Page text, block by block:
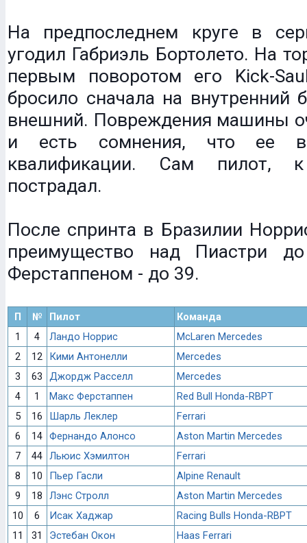
На предпоследнем круге в
угодил Габриэль Бортолето. На
первым поворотом его Kick-
бросило сначала на внутренний
внешний. Повреждения машины
и есть сомнения, что ее
квалификации. Сам пилот,
пострадал.
После спринта в Бразилии
преимущество над Пиастри
Ферстаппеном - до 39.
П № Пилот
Команда
1
4 Ландо Норрис
McLaren Mercedes
2
12 Кими Антонелли
Mercedes
3
63 Джордж Расселл
Mercedes
4
1 Макс Ферстаппен
Red Bull Honda-RBPT
5
16 Шарль Леклер
Ferrari
6
14 Фернандо Алонсо
Aston Martin Mercedes
7
44 Льюис Хэмилтон
Ferrari
8
10 Пьер Гасли
Alpine Renault
9
18 Лэнс Стролл
Aston Martin Mercedes
10
6 Исак Хаджар
Racing Bulls Honda-RBPT
11
31 Эстебан Окон
Haas Ferrari